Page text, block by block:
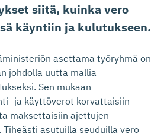
siitä, kuinka vero
käyntiin ja kulutukseen.
asettama työryhmä on
johdolla uutta mallia
Sen mukaan
ja käyttöverot korvattaisiin
maksettaisiin ajettujen
asutuilla seuduilla vero